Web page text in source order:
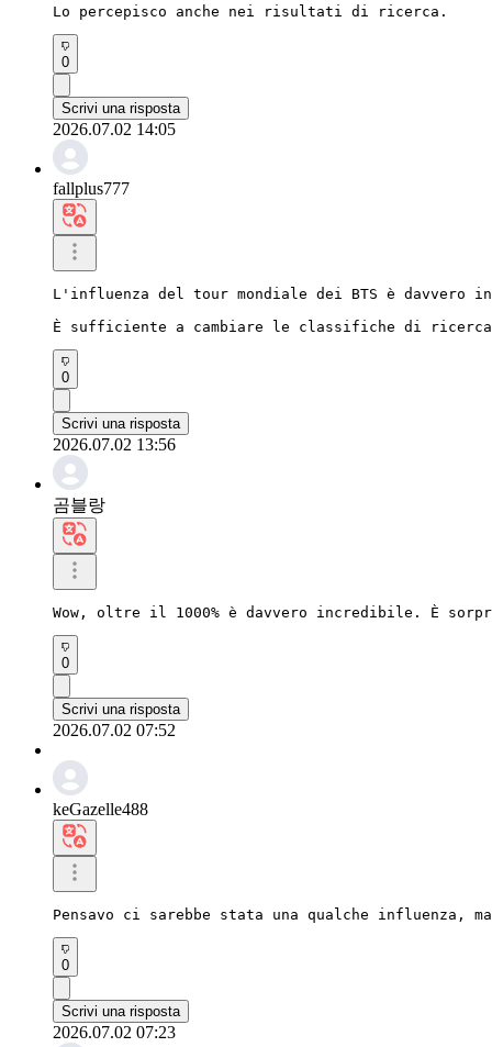
Lo percepisco anche nei risultati di ricerca.
0
Scrivi una risposta
2026.07.02 14:05
fallplus777
L'influenza del tour mondiale dei BTS è davvero
È sufficiente a cambiare le classifiche di
0
Scrivi una risposta
2026.07.02 13:56
곰블랑
Wow, oltre il 1000% è davvero incredibile. È
0
Scrivi una risposta
2026.07.02 07:52
keGazelle488
Pensavo ci sarebbe stata una qualche influenza,
0
Scrivi una risposta
2026.07.02 07:23